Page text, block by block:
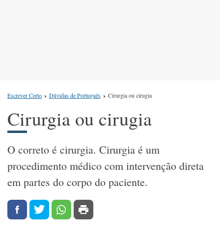
Escrever Certo Dúvidas de Português Cirurgia ou cirugia
Cirurgia ou cirugia
O correto é cirurgia. Cirurgia é um
procedimento médico com intervenção direta
em partes do corpo do paciente.